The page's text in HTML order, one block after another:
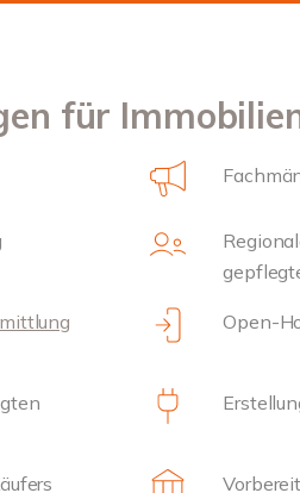
für
Open-